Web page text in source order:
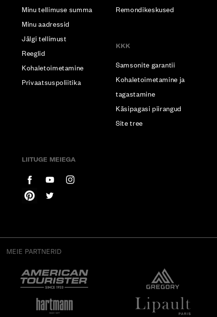
Minu tellimuse summa
Minu aadressid
Jälgi tellimust
Reeglid
Kohaletoimetamine
Privaatsuspoliitika
Remondikeskused
KKK
Samsonite garantii
Kohaletoimetamine ja
tagastamine
Käsipagasi piirangud
Site tree
LIITUGE MEIEGA
MEIE PARTNERID